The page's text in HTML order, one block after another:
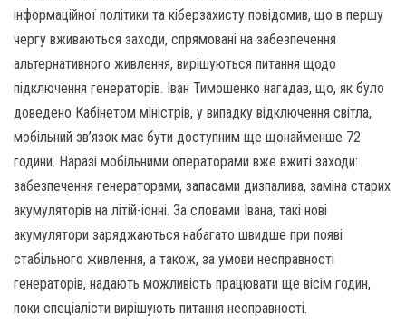
інформаційної політики та кіберзахисту повідомив, що в першу
чергу вживаються заходи, спрямовані на забезпечення
альтернативного живлення, вирішуються питання щодо
підключення генераторів. Іван Тимошенко нагадав, що, як було
доведено Кабінетом міністрів, у випадку відключення світла,
мобільний зв’язок має бути доступним ще щонайменше 72
години. Наразі мобільними операторами вже вжиті заходи:
забезпечення генераторами, запасами дизпалива, заміна старих
акумуляторів на літій-іонні. За словами Івана, такі нові
акумулятори заряджаються набагато швидше при появі
стабільного живлення, а також, за умови несправності
генераторів, надають можливість працювати ще вісім годин,
поки спеціалісти вирішують питання несправності.